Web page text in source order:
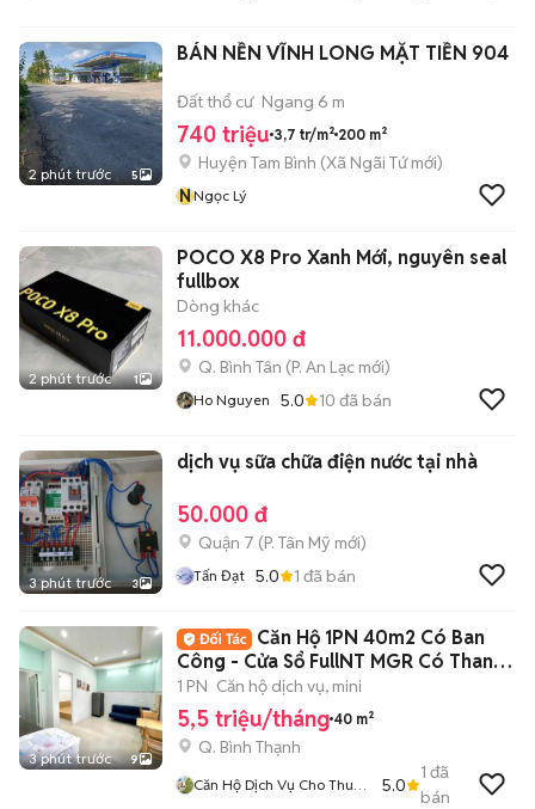
2 phút trước 5
BÁN NỀN VĨNH LONG MẶT TIỀN 904
Đất thổ cư Ngang 6 m
740 triệu 3,7 tr/m² 200 m²
Huyện Tam Bình (Xã Ngãi Tứmới)
NNgọc Lý
2 phút trước 1
POCO X8 Pro Xanh Mới, nguyên seal
fullbox
Dòng khác
11.000.000 đ
Q. Bình Tân (P. An Lạc mới)
Ho Nguyen 5.0 10 đã bán
3 phút trước 3
dịch vụ sữa chữa điện nước tại nhà
50.000 đ
Quận 7 (P. Tân Mỹ mới)
Tấn Đạt 5.0 1 đã bán
3 phút trước 9
Căn Hộ 1PN 40m2 Có Ban
Công - Cửa Sổ FullNT MGR Có Thang
Máy
1 PN Căn hộ dịch vụ, mini
5,5 triệu/tháng 40 m²
Q. Bình Thạnh
Căn Hộ Dịch Vụ Cho Thuê
5.0
1 đã
bán